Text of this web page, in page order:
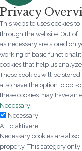
Privacy
This website uses cookies
through the website. Out of
as necessary are stored on
working of basic
cookies that help us
These cookies will be
also have the option to opt-
these cookies may have an
Necessary
Necessary
Altid aktiveret
Necessary cookies are
properly. This category